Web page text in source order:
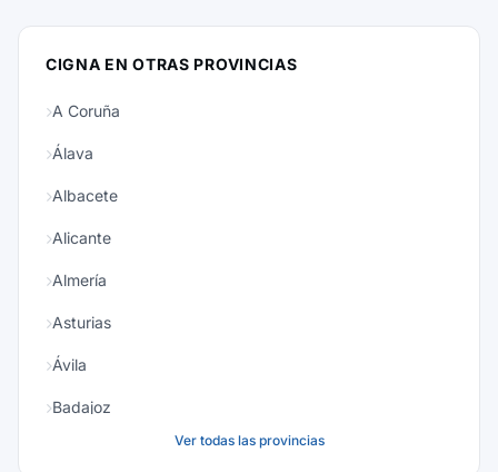
CIGNA EN OTRAS PROVINCIAS
A Coruña
Álava
Albacete
Alicante
Almería
Asturias
Ávila
Badajoz
Ver todas las provincias